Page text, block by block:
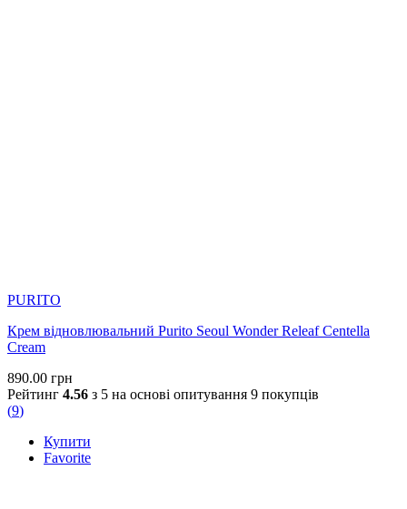
PURITO
Крем відновлювальний Purito Seoul Wonder Releaf Centella
Cream
890.00 грн
Рейтинг 4.56 з 5 на основі опитування 9 покупців
(9)
Купити
Favorite